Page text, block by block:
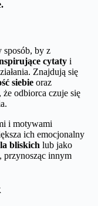
sposób, by z
cytaty i
Znajdują się
siebie oraz
odbiorca czuje się
i motywami
ich emocjonalny
bliskich lub jako
przynosząc innym